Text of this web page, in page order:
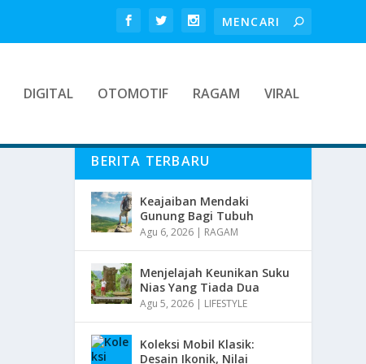
DIGITAL OTOMOTIF RAGAM VIRAL
BERITA TERBARU
Keajaiban Mendaki
Gunung Bagi Tubuh
Agu 6, 2026 | RAGAM
Menjelajah Keunikan Suku
Nias Yang Tiada Dua
Agu 5, 2026 | LIFESTYLE
Koleksi Mobil Klasik:
Desain Ikonik, Nilai